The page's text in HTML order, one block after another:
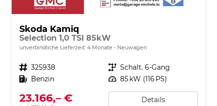
Skoda Kamiq
Selection 1,0 TSI 85kW
unverbindliche Lieferzeit: 4 Monate Neuwagen
Fahrzeugnr. 325938 Getriebe Schalt. 6-Gang
Kraftstoff Benzin Leistung 85 kW (116 PS)
23.166,– € Details